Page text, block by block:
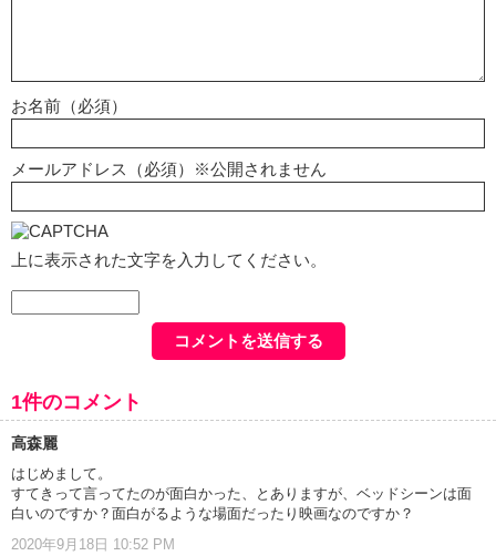
お名前（必須）
メールアドレス（必須）※公開されません
上に表示された文字を入力してください。
1件のコメント
高森麗
はじめまして。
すてきって言ってたのが面白かった、とありますが、ベッドシーンは面
白いのですか？面白がるような場面だったり映画なのですか？
2020年9月18日 10:52 PM